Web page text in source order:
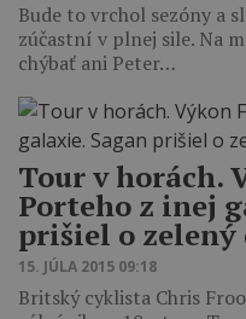
Bude to vrchol sezóny a
zúčastní v plnej sile. Na
chýbať ani Peter…
Tour v horách.
Porteho z inej
prišiel o zelený
15. JÚLA 2015 09:18
Britský cyklista Chris